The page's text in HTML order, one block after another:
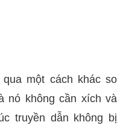
một cách khác so
nó không cần xích và
truyền dẫn không bị